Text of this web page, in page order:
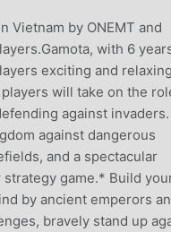
Vietnam by ONEMT and
with 6
exciting and relaxing
will take on the
against
against dangerous
and a spectacular
game.* Build
by ancient emperors
bravely stand up